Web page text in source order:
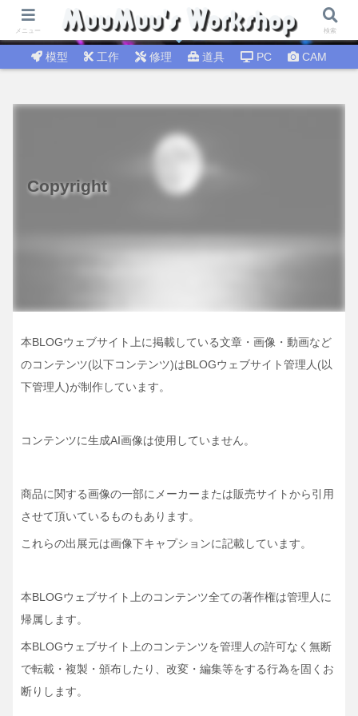
試行錯誤│DIY工作 🛠 DIY修理│温故知新
模型 工作 修理 道具 PC CAM
Copyright
本BLOGウェブサイト上に掲載している文章・画像・動画など
のコンテンツ(以下コンテンツ)はBLOGウェブサイト管理人(以
下管理人)が制作しています。
コンテンツに生成AI画像は使用していません。
商品に関する画像の一部にメーカーまたは販売サイトから引用
させて頂いているものもあります。
これらの出展元は画像下キャプションに記載しています。
本BLOGウェブサイト上のコンテンツ全ての著作権は管理人に
帰属します。
本BLOGウェブサイト上のコンテンツを管理人の許可なく無断
で転載・複製・頒布したり、 改変・編集等をする行為を固くお
断りします。
メニュー 検索